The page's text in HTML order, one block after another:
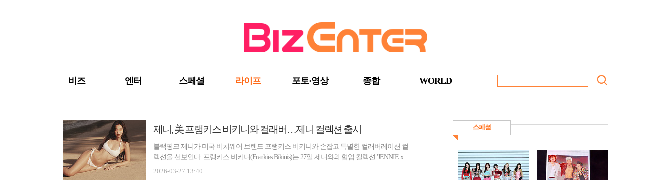
비즈 엔터 스페셜 라이프 포토·영상 종합 WORLD
제니, 美 프랭키스 비키니와 컬래버…제니 컬렉션 출시
블랙핑크 제니가 미국 비치웨어 브랜드 프랭키스 비키니와 손잡고 특별한 컬래버레이션 컬
렉션을 선보인다. 프랭키스 비키니(Frankies Bikinis)는 27일 제니와의 협업 컬렉션 'JENNIE x
Fran...
2026-03-27 13:40
스페셜